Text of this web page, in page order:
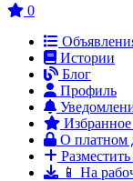
0
Истории
Блог
Профиль
О платном
📱 На